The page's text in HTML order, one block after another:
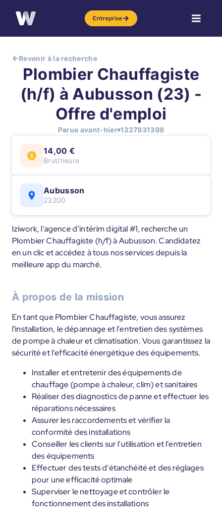
Entreprise
Revenir à la recherche
Plombier Chauffagiste
(h/f) à Aubusson (23) -
Offre d'emploi
Parue avant-hier 1327931398
14,00 €
Brut/heure
Aubusson
23200
Iziwork, l'agence d’intérim digital #1, recherche un
Plombier Chauffagiste (h/f) à Aubusson. Candidatez
en un clic et accédez à tous nos services depuis la
meilleure app du marché.
À propos de la mission
En tant que Plombier Chauffagiste, vous assurez
l'installation, le dépannage et l'entretien des systèmes
de pompe à chaleur et climatisation. Vous garantissez la
sécurité et l'efficacité énergétique des équipements.
Installer et entretenir des équipements de
chauffage (pompe à chaleur, clim) et sanitaires
Réaliser des diagnostics de panne et effectuer les
réparations nécessaires
Assurer les raccordements et vérifier la
conformité des installations
Conseiller les clients sur l'utilisation et l'entretien
des équipements
Effectuer des tests d'étanchéité et des réglages
pour une efficacité optimale
Superviser le nettoyage et contrôler le
fonctionnement des installations